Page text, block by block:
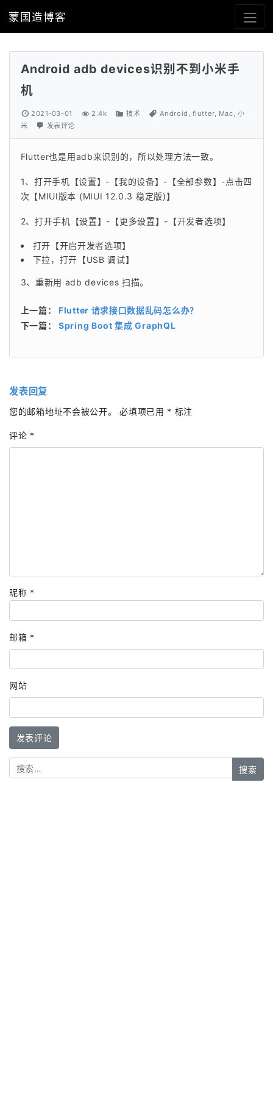
蒙国造博客
Android adb devices识别不到小米手
机
2021-03-01 2.4k 技术 Android , flutter, Mac, 小
米
发表评论
Flutter也是用adb来识别的，所以处理方法一致。
1、打开手机【设置】-【我的设备】-【全部参数】-点击四
次【MIUI版本 (MIUI 12.0.3 稳定版)】
2、打开手机【设置】-【更多设置】-【开发者选项】
打开【开启开发者选项】
下拉，打开【USB 调试】
3、重新用 adb devices 扫描。
上一篇： Flutter 请求接口数据乱码怎么办？
下一篇： Spring Boot 集成 GraphQL
发表回复
您的邮箱地址不会被公开。 必填项已用 * 标注
评论 *
昵称 *
邮箱 *
网站